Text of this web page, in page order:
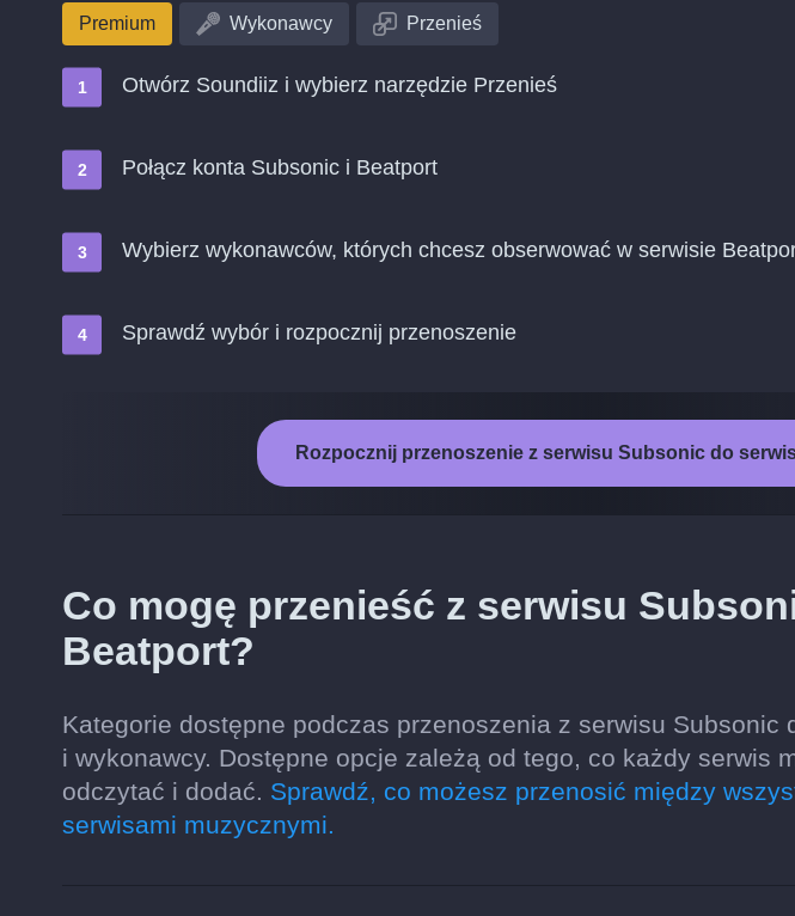
Premium Wykonawcy Przenieś
Otwórz Soundiiz i wybierz narzędzie Przenieś
Połącz konta Subsonic i Beatport
Wybierz wykonawców, których chcesz obserwować w serwisie
Sprawdź wybór i rozpocznij przenoszenie
Rozpocznij przenoszenie z serwisu Subsonic do
Co mogę przenieść z serwisu
Beatport?
Kategorie dostępne podczas przenoszenia z serwisu Subsonic
i wykonawcy. Dostępne opcje zależą od tego, co każdy serwis
odczytać i dodać. Sprawdź, co możesz przenosić między
serwisami muzycznymi.